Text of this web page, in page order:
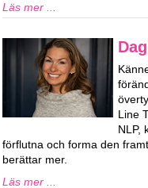
Läs mer ...
Line
NLP,
förflutna och forma den
berättar mer.
Läs mer ...